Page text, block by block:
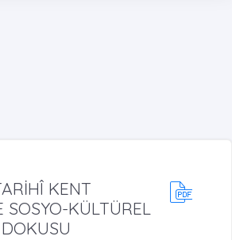
KENT
SOSYO-KÜLTÜREL